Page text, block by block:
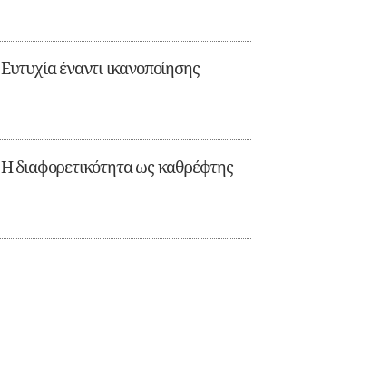
Ευτυχία έναντι ικανοποίησης
Η διαφορετικότητα ως καθρέφτης